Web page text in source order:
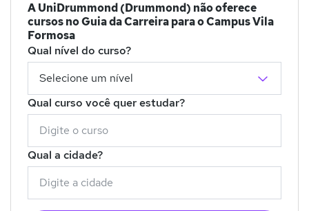
A UniDrummond (Drummond) não oferece
cursos no Guia da Carreira para o Campus Vila
Formosa
Qual nível do curso?
Qual curso você quer estudar?
Qual a cidade?